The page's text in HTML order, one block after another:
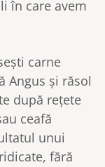
în care avem
carne
Angus și răsol
după rețete
ceafă
unui
fără